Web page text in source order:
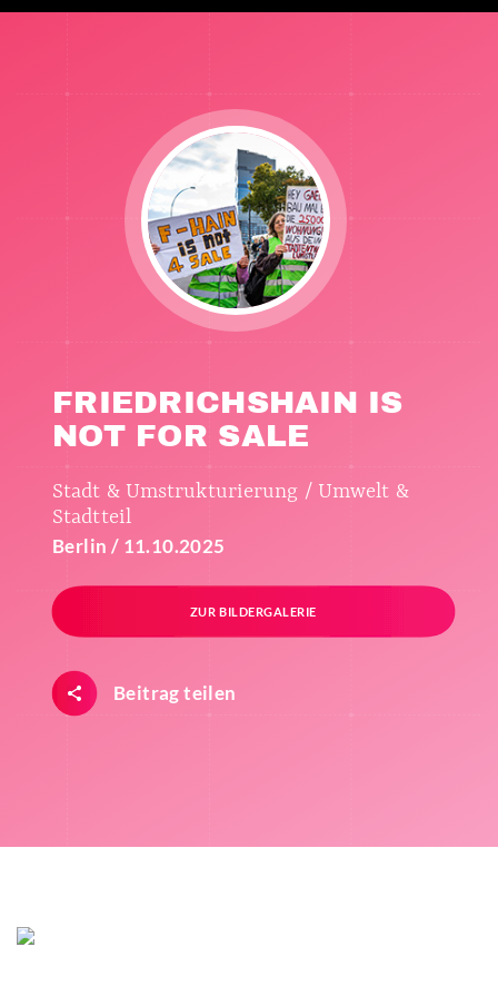
FRIEDRICHSHAIN IS
NOT FOR SALE
Stadt & Umstrukturierung / Umwelt &
Stadtteil
Berlin / 11.10.2025
ZUR BILDERGALERIE
Beitrag teilen